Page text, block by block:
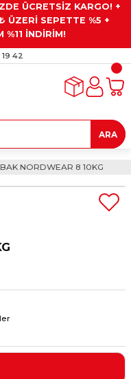
ÜCRETSİZ KARGO! +
ÜZERİ SEPETTE %5 +
%11 İNDİRİM!
42
ARA
NORDWEAR 8 10KG